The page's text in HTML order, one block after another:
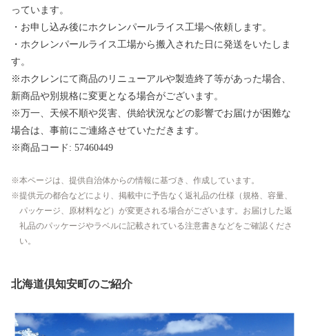
っています。
・お申し込み後にホクレンパールライス工場へ依頼します。
・ホクレンパールライス工場から搬入された日に発送をいたしま
す。
※ホクレンにて商品のリニューアルや製造終了等があった場合、
新商品や別規格に変更となる場合がございます。
※万一、天候不順や災害、供給状況などの影響でお届けが困難な
場合は、事前にご連絡させていただきます。
※商品コード: 57460449
本ページは、提供自治体からの情報に基づき、作成しています。
提供元の都合などにより、掲載中に予告なく返礼品の仕様（規格、容量、
パッケージ、原材料など）が変更される場合がございます。お届けした返
礼品のパッケージやラベルに記載されている注意書きなどをご確認くださ
い。
北海道倶知安町のご紹介